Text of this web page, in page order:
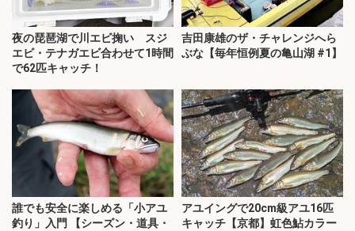
夜の琵琶湖で川エビ掬い スジ
エビ・テナガエビ合わせて1時間
で62匹キャッチ！
吉田康雄のザ・チャレンジへら
ぶな【毎年恒例夏の亀山湖 #1】
誰でも安全に楽しめる「小アユ
釣り」入門 【シーズン・道具・
アユイングで20cm級アユ16匹
キャッチ【京都】虹色鮎カラー